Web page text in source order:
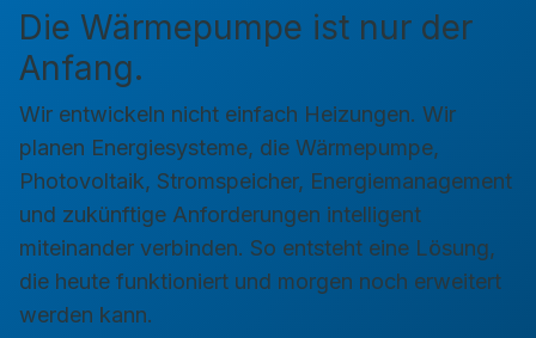
Die Wärmepumpe ist nur der
Anfang.
Wir entwickeln nicht einfach Heizungen. Wir
planen Energiesysteme, die Wärmepumpe,
Photovoltaik, Stromspeicher, Energiemanagement
und zukünftige Anforderungen intelligent
miteinander verbinden. So entsteht eine Lösung,
die heute funktioniert und morgen noch erweitert
werden kann.